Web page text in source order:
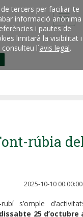
tercers per faciliar-te
informació anònima
i pautes de
limitarà la visibilitat i
l´avis legal.
rúbia
2025-10-10 00:00:00
s’omple
25 d’octubre